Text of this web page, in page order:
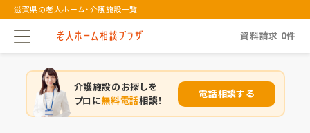
滋賀県の老人ホーム・介護施設一覧
資料請求 0件
介護施設のお探しを
プロに無料電話相談！
電話相談する